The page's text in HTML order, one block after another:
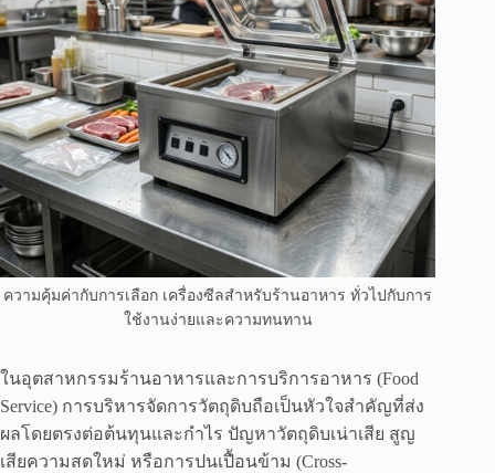
ความคุ้มค่ากับการเลือก เครื่องซีลสำหรับร้านอาหาร ทั่วไปกับการ
ใช้งานง่ายและความทนทาน
ในอุตสาหกรรมร้านอาหารและการบริการอาหาร (Food
Service) การบริหารจัดการวัตถุดิบถือเป็นหัวใจสำคัญที่ส่ง
ผลโดยตรงต่อต้นทุนและกำไร ปัญหาวัตถุดิบเน่าเสีย สูญ
เสียความสดใหม่ หรือการปนเปื้อนข้าม (Cross-